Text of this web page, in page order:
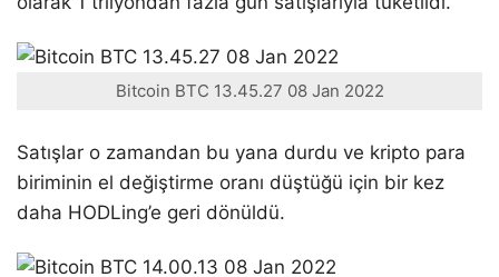
Bitcoin BTC 13.45.27 08 Jan 2022
Satışlar o zamandan bu yana durdu ve kripto para
biriminin el değiştirme oranı düştüğü için bir kez
daha HODLing’e geri dönüldü.